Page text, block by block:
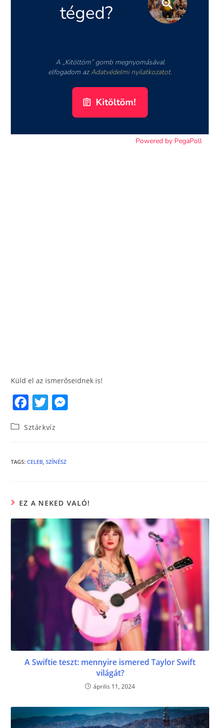
Küld el az ismerőseidnek is!
F
c
b
o
k
T
itt
er
Sztárkvíz
TAGS:CELEB, SZÍNÉSZ
EZ A NEKED VALÓ!
A Swiftie teszt: mennyire ismered Taylor Swift
világát?
április 11, 2024